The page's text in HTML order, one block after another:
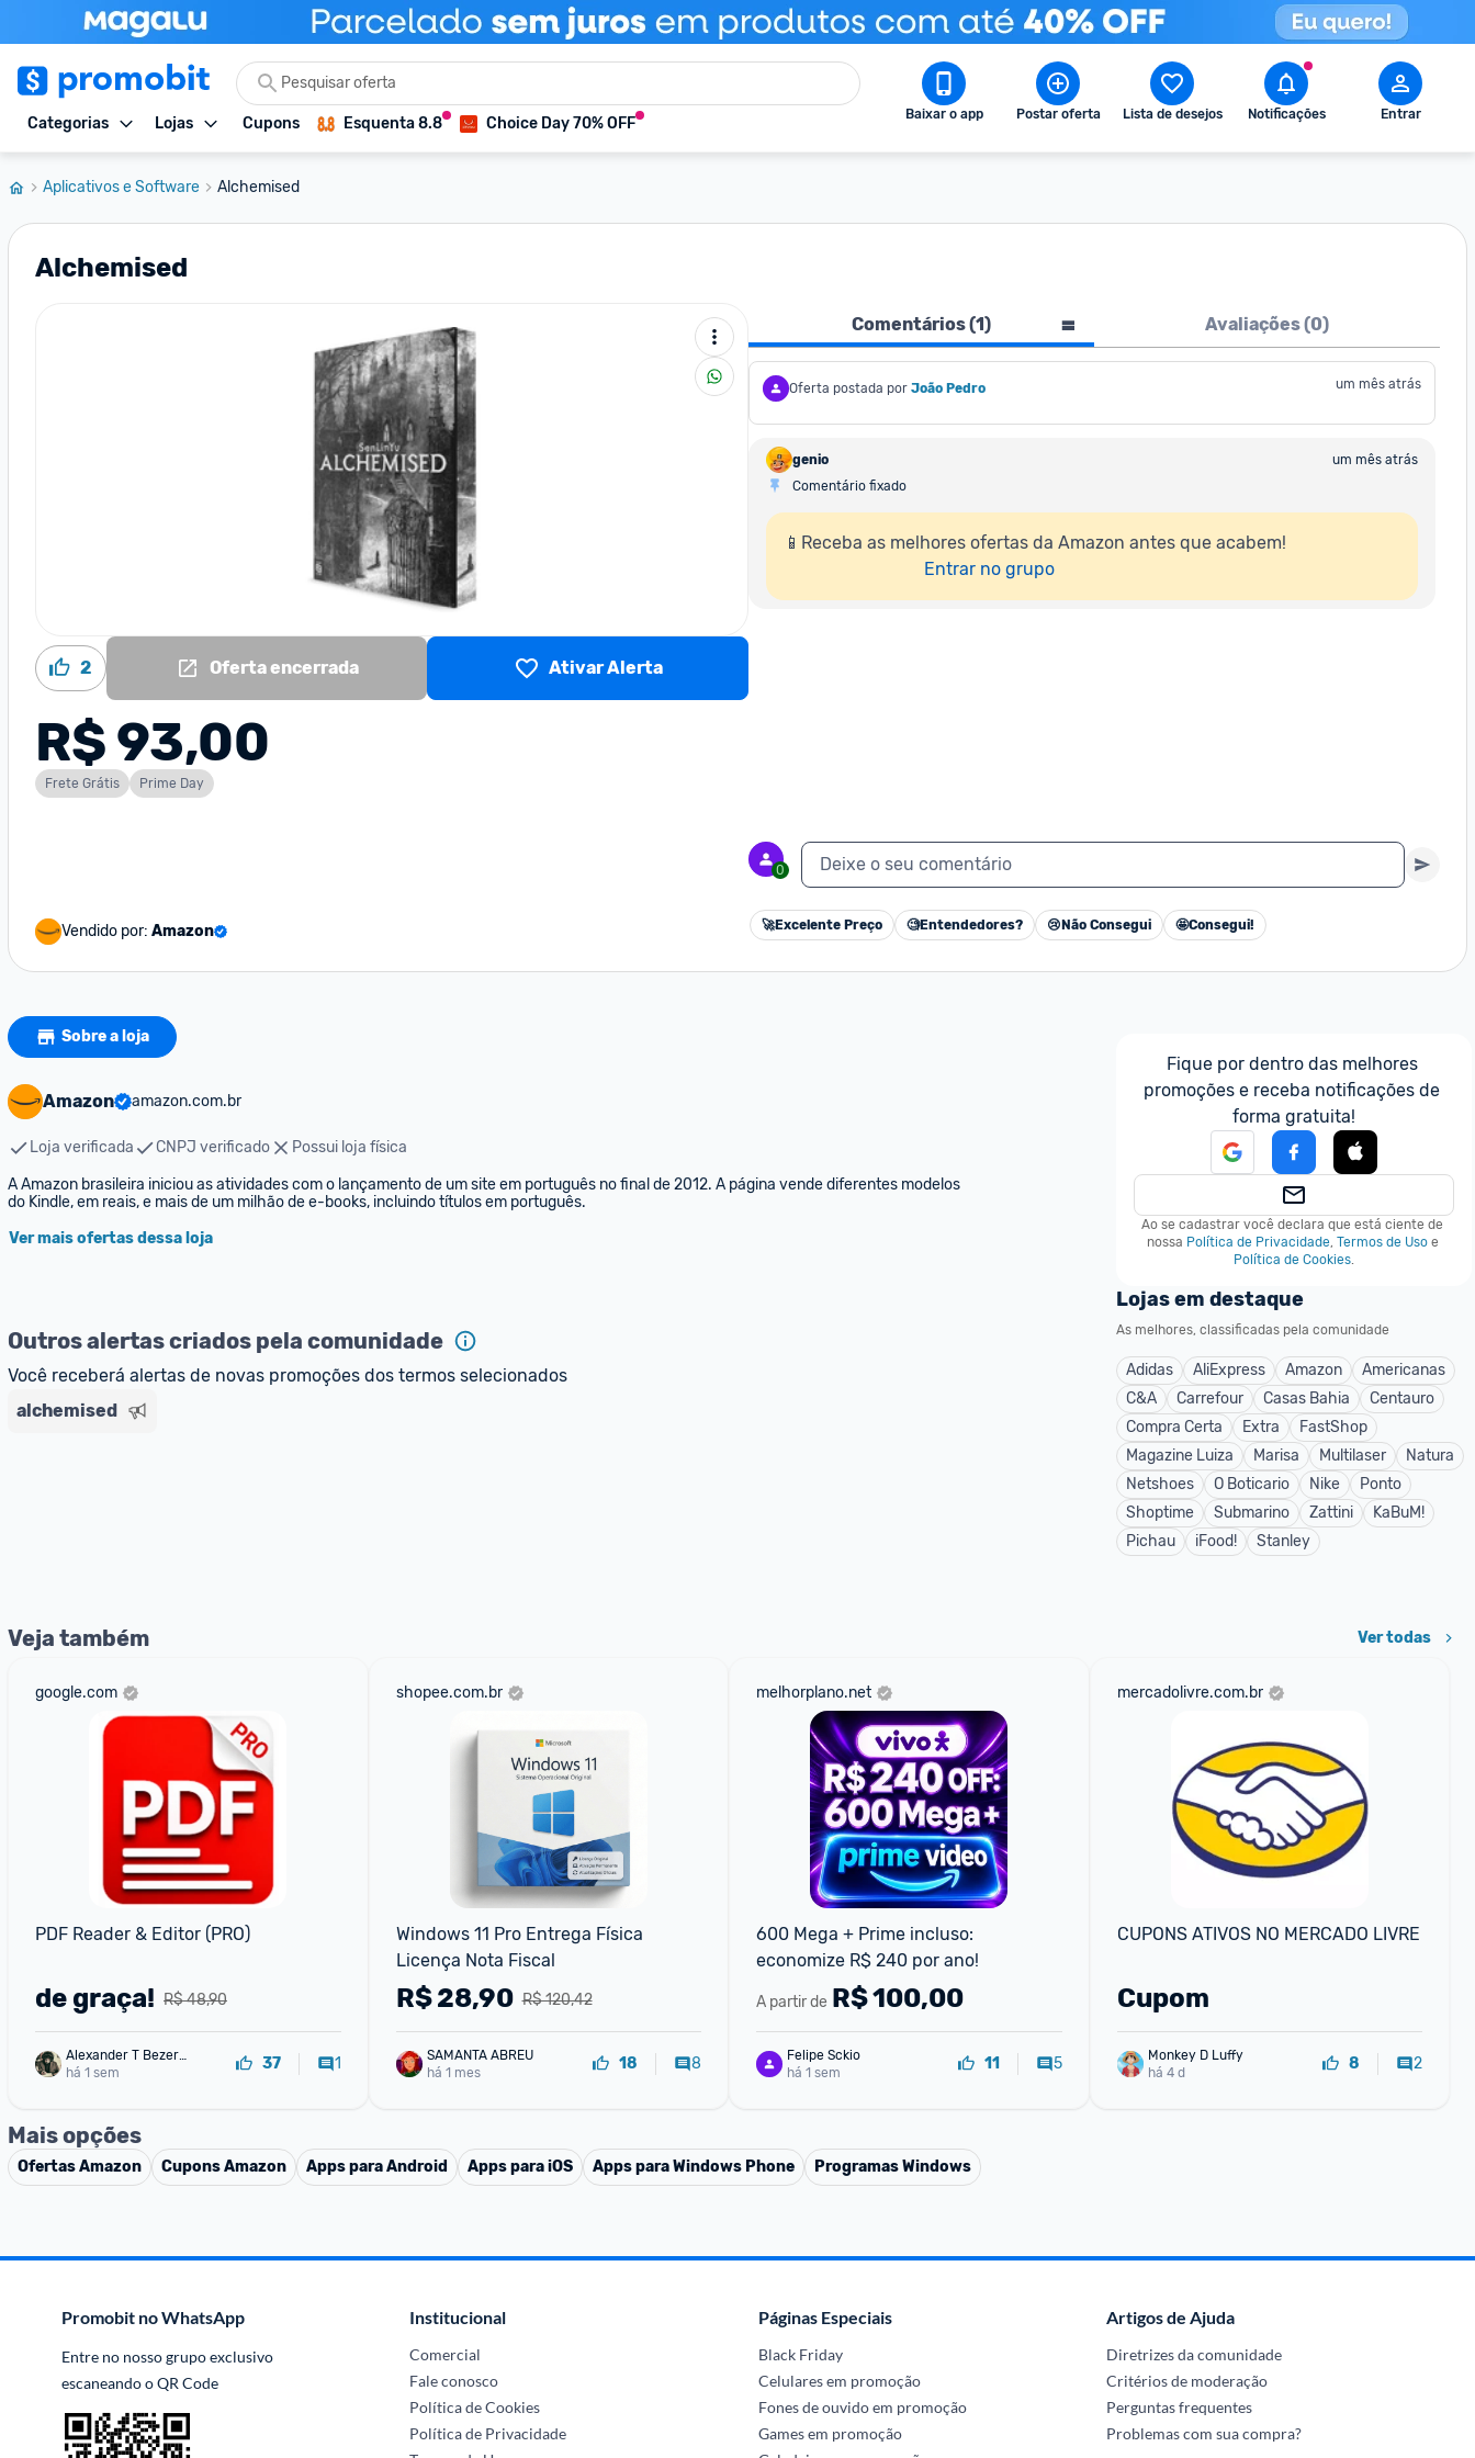
Categorias Lojas Cupons Esquenta 8.8 Choice Day 70% OFF Baixar o app Postar oferta Lista de desejos Notificações Entrar
Aplicativos e Software Alchemised
Alchemised
2 Oferta encerrada Ativar Alerta
R$ 93,00
Frete Grátis Prime Day
Vendido por: Amazon
Comentários (1) Avaliações (0)
Oferta postada por João Pedro um mês atrás
genio
um mês atrás
Comentário fixado
📱Receba as melhores ofertas da Amazon antes que acabem!
Entrar no grupo
0 Deixe o seu comentário
🚀Excelente Preço 🧐Entendedores? 😢 Não Consegui 🤩Consegui!
Sobre a loja
Amazon amazon.com.br
Loja verificada CNPJ verificado
Possui loja física
A Amazon brasileira iniciou as atividades com o lançamento de um site em português no final de 2012. A página vende diferentes modelos
do Kindle, em reais, e mais de um milhão de e-books, incluindo títulos em português.
Ver mais ofertas dessa loja
Outros alertas criados pela comunidade
Você receberá alertas de novas promoções dos termos selecionados
alchemised
Fique por dentro das melhores
promoções e receba notificações de
forma gratuita!
Ao se cadastrar você declara que está ciente de
nossa Política de Privacidade, Termos de Uso e
Política de Cookies.
Lojas em destaque
As melhores, classificadas pela comunidade
Adidas AliExpress Amazon
Americanas
C&A
Carrefour Casas Bahia
Centauro
Compra Certa
Extra
FastShop
Magazine Luiza
Marisa Multilaser
Natura
Netshoes
O Boticario Nike
Ponto
Shoptime
Submarino Zattini
KaBuM!
Pichau
iFood! Stanley
Veja também Ver todas
google.com
PDF Reader & Editor (PRO)
R$ 48,90
de graça!
Alexander T Bezerr
a
há 1 sem 37 1
shopee.com.br
Windows 11 Pro Entrega Física
Licença Nota Fiscal
R$ 120,42
R$28,90
SAMANTA ABREU
há 1 mes
18 8
melhorplano.net
600 Mega + Prime incluso:
economize R$ 240 por ano!
A partir de R$100,00
Felipe Sckio
há 1 sem
11 5
mercadolivre.com.br
CUPONS ATIVOS NO MERCADO LIVRE
Cupom
Monkey D Luffy
há 4 d
8 2
Mais opções
OfertasAmazon CuponsAmazon Apps para Android Apps para iOS Apps para Windows Phone Programas Windows
Promobit no WhatsApp
Entre no nosso grupo exclusivo
escaneando o QR Code
Institucional
Comercial
Fale conosco
Política de Cookies
Política de Privacidade
Páginas Especiais
Black Friday
Celulares em promoção
Fones de ouvido em promoção
Games em promoção
Artigos de Ajuda
Diretrizes da comunidade
Critérios de moderação
Perguntas frequentes
Problemas com sua compra?